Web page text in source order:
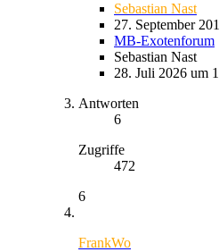
Sebastian Nast
27. September
MB-Exotenforum
Sebastian Nast
28. Juli 2026 um
Antworten
6
Zugriffe
472
6
FrankWo